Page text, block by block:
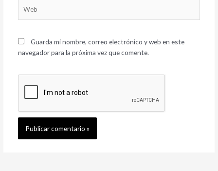
Guarda mi nombre, correo electrónico y web en este
navegador para la próxima vez que comente.